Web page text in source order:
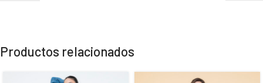
Productos relacionados